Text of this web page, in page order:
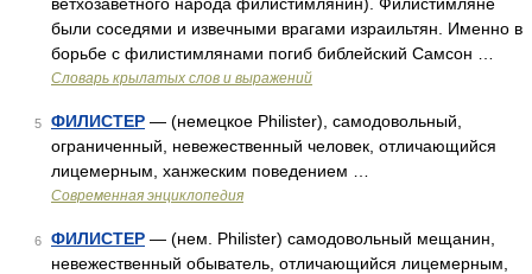
были соседями и извечными врагами израильтян. Именно в
борьбе с филистимлянами погиб библейский Самсон …
Словарь крылатых слов и выражений
5 ФИЛИСТЕР — (немецкое Philister), самодовольный,
ограниченный, невежественный человек, отличающийся
лицемерным, ханжеским поведением …
Современная энциклопедия
6 ФИЛИСТЕР — (нем. Philister) самодовольный мещанин,
невежественный обыватель, отличающийся лицемерным,